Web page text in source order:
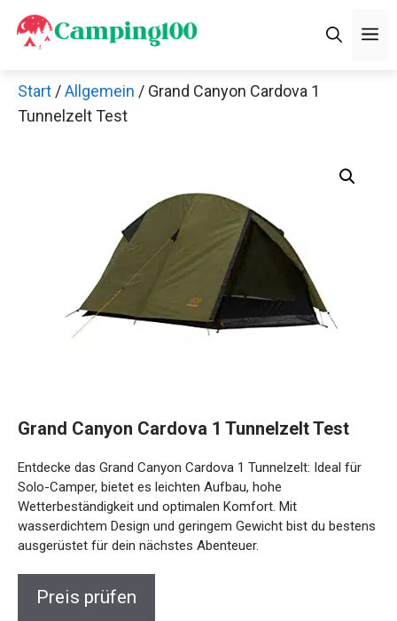
Zum
Inhalt
Start /Allgemein / Grand Canyon Cardova 1
Tunnelzelt Test
Grand Canyon Cardova 1 Tunnelzelt Test
Entdecke das Grand Canyon Cardova 1 Tunnelzelt: Ideal für
Solo-Camper, bietet es leichten Aufbau, hohe
Wetterbeständigkeit und optimalen Komfort. Mit
wasserdichtem Design und geringem Gewicht bist du bestens
ausgerüstet für dein nächstes Abenteuer.
Preis prüfen